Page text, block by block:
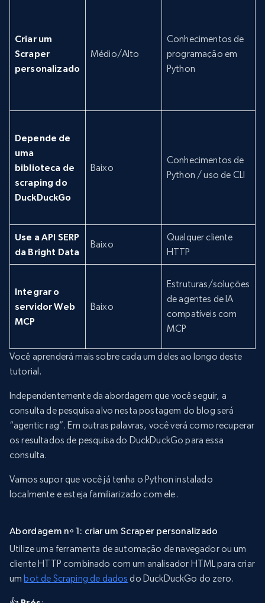
Criar um
Scraper
personalizado
Médio/Alto
Conhecimentos de
programação em
Python
Depende de
uma
biblioteca de
scraping do
DuckDuckGo
Baixo
Conhecimentos de
Python / uso de CLI
Use a API SERP
da Bright Data
Baixo
Qualquer cliente
HTTP
Integrar o
servidor Web
MCP
Baixo
Estruturas/soluções
de agentes de IA
compatíveis com
MCP
Você aprenderá mais sobre cada um deles ao longo deste
tutorial.
Independentemente da abordagem que você seguir, a
consulta de pesquisa alvo nesta postagem do blog será
“agentic rag”. Em outras palavras, você verá como recuperar
os resultados de pesquisa do DuckDuckGo para essa
consulta.
Vamos supor que você já tenha o Python instalado
localmente e esteja familiarizado com ele.
Abordagem nº 1: criar um Scraper personalizado
Utilize uma ferramenta de automação de navegador ou um
cliente HTTP combinado com um analisador HTML para criar
umbot de Scraping de dados do DuckDuckGo do zero.